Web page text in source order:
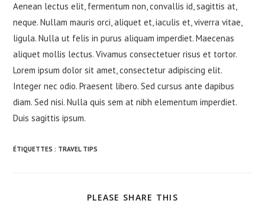
Aenean lectus elit, fermentum non, convallis id, sagittis at,
neque. Nullam mauris orci, aliquet et, iaculis et, viverra vitae,
ligula. Nulla ut felis in purus aliquam imperdiet. Maecenas
aliquet mollis lectus. Vivamus consectetuer risus et tortor.
Lorem ipsum dolor sit amet, consectetur adipiscing elit.
Integer nec odio. Praesent libero. Sed cursus ante dapibus
diam. Sed nisi. Nulla quis sem at nibh elementum imperdiet.
Duis sagittis ipsum.
ÉTIQUETTES : TRAVEL TIPS
PLEASE SHARE THIS